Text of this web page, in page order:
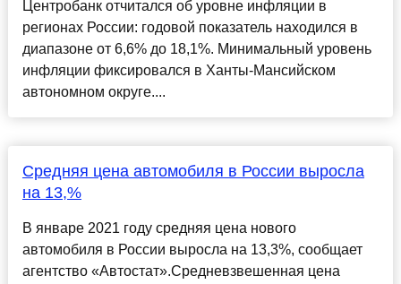
Центробанк отчитался об уровне инфляции в
регионах России: годовой показатель находился в
диапазоне от 6,6% до 18,1%. Минимальный уровень
инфляции фиксировался в Ханты-Мансийском
автономном округе....
Средняя цена автомобиля в России выросла
на 13,%
В январе 2021 году средняя цена нового
автомобиля в России выросла на 13,3%, сообщает
агентство «Автостат».Средневзвешенная цена